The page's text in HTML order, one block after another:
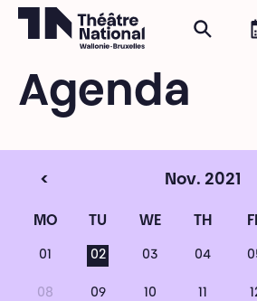
Agenda
< Nov. 2021
MO TU WE TH
01 02 03 04
08 09 10 11